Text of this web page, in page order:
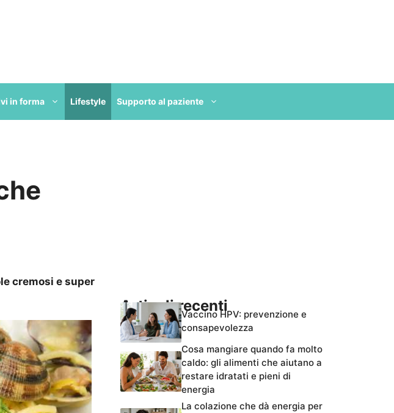
in forma Lifestyle Supporto al paziente
cremosi e super
Articoli recentiVaccino HPV: prevenzione e
consapevolezza
Cosa mangiare quando fa molto
caldo: gli alimenti che aiutano a
restare idratati e pieni di
energia
La colazione che dà energia per